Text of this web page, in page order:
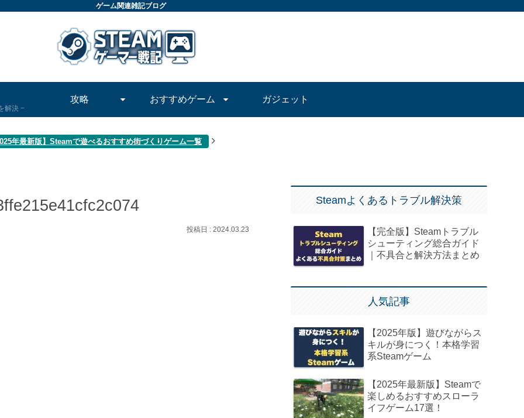
ゲーム関連雑記ブログ
解決
攻略 おすすめゲーム ガジェット
年最新版】Steamで遊べるおすすめ街づくりゲーム一覧
2024.03.23
Steamよくあるトラブル解決策
【完全版】Steamトラブル
シューティング総合ガイド
｜不具合と解決方法まとめ
人気記事
【2025年版】遊びながらス
キルが身につく！本格学習
系Steamゲーム
【2025年最新版】Steamで
楽しめるおすすめスローラ
イフゲーム17選！